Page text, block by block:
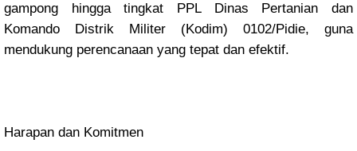
gampong hingga tingkat PPL Dinas Pertanian dan
Komando Distrik Militer (Kodim) 0102/Pidie, guna
mendukung perencanaan yang tepat dan efektif.
Harapan dan Komitmen